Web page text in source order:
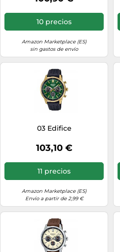
10 precios
Amazon Marketplace (ES)
sin gastos de envío
03 Edifice
103,10 €
11 precios
Amazon Marketplace (ES)
Envío a partir de 2,99 €